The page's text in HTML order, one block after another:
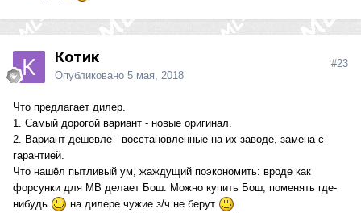
Котик
Опубликовано 5 мая, 2018
#23
Что предлагает дилер.
1. Самый дорогой вариант - новые оригинал.
2. Вариант дешевле - восстановленные на их заводе, замена с
гарантией.
Что нашёл пытливый ум, жаждущий поэкономить: вроде как
форсунки для МВ делает Бош. Можно купить Бош, поменять где-
нибудь
на дилере чужие з/ч не берут